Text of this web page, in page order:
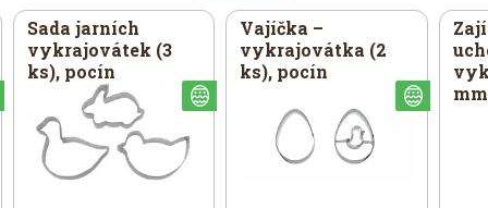
Sada jarních
vykrajovátek (3
ks), pocín
Vajíčka –
vykrajovátka (2
ks), pocín
Velikonoční